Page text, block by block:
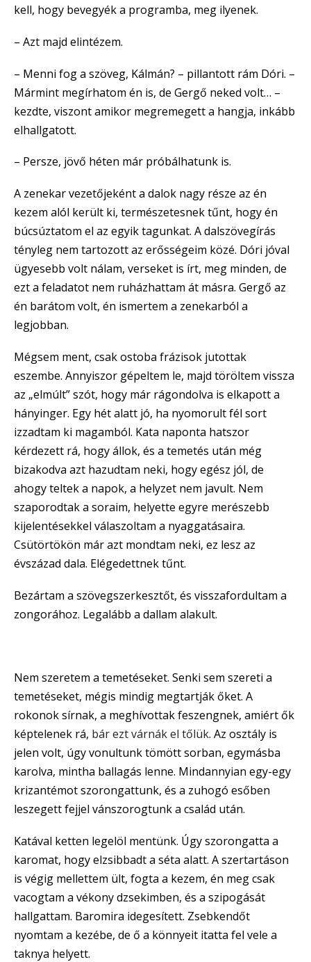
kell, hogy bevegyék a programba, meg ilyenek.
– Azt majd elintézem.
– Menni fog a szöveg, Kálmán? – pillantott rám Dóri. –
Mármint megírhatom én is, de Gergő neked volt… –
kezdte, viszont amikor megremegett a hangja, inkább
elhallgatott.
– Persze, jövő héten már próbálhatunk is.
A zenekar vezetőjeként a dalok nagy része az én
kezem alól került ki, természetesnek tűnt, hogy én
búcsúztatom el az egyik tagunkat. A dalszövegírás
tényleg nem tartozott az erősségeim közé. Dóri jóval
ügyesebb volt nálam, verseket is írt, meg minden, de
ezt a feladatot nem ruházhattam át másra. Gergő az
én barátom volt, én ismertem a zenekarból a
legjobban.
Mégsem ment, csak ostoba frázisok jutottak
eszembe. Annyiszor gépeltem le, majd töröltem vissza
az „elmúlt” szót, hogy már rágondolva is elkapott a
hányinger. Egy hét alatt jó, ha nyomorult fél sort
izzadtam ki magamból. Kata naponta hatszor
kérdezett rá, hogy állok, és a temetés után még
bizakodva azt hazudtam neki, hogy egész jól, de
ahogy teltek a napok, a helyzet nem javult. Nem
szaporodtak a soraim, helyette egyre merészebb
kijelentésekkel válaszoltam a nyaggatásaira.
Csütörtökön már azt mondtam neki, ez lesz az
évszázad dala. Elégedettnek tűnt.
Bezártam a szövegszerkesztőt, és visszafordultam a
zongorához. Legalább a dallam alakult.
Nem szeretem a temetéseket. Senki sem szereti a
temetéseket, mégis mindig megtartják őket. A
rokonok sírnak, a meghívottak feszengnek, amiért ők
képtelenek rá, bár ezt várnák el tőlük. Az osztály is
jelen volt, úgy vonultunk tömött sorban, egymásba
karolva, mintha ballagás lenne. Mindannyian egy-egy
krizantémot szorongattunk, és a zuhogó esőben
leszegett fejjel vánszorogtunk a család után.
Katával ketten legelöl mentünk. Úgy szorongatta a
karomat, hogy elzsibbadt a séta alatt. A szertartáson
is végig mellettem ült, fogta a kezem, én meg csak
vacogtam a vékony dzsekimben, és a szipogását
hallgattam. Baromira idegesített. Zsebkendőt
nyomtam a kezébe, de ő a könnyeit itatta fel vele a
taknya helyett.